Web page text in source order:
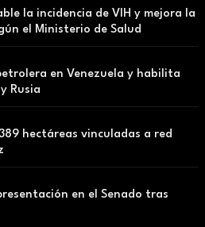
la incidencia de VIH y mejora la
el Ministerio de Salud
en Venezuela y habilita
Rusia
hectáreas vinculadas a red
en el Senado tras